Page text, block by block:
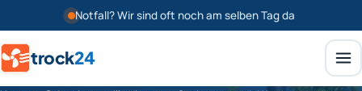
Notfall? Wir sind oft noch am selben Tag da
trock24